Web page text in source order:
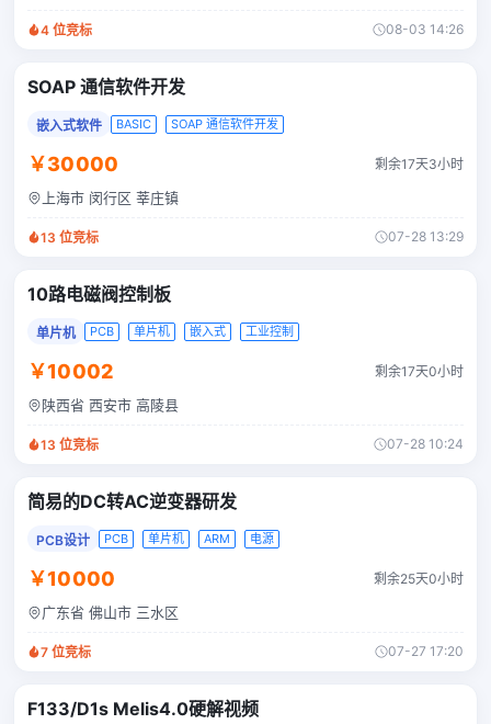
4 位竞标 08-03 14:26
SOAP 通信软件开发
嵌入式软件 BASIC SOAP 通信软件开发
￥30000 剩余17天3小时
上海市 闵行区 莘庄镇
13 位竞标 07-28 13:29
10路电磁阀控制板
单片机 PCB 单片机 嵌入式 工业控制
￥10002 剩余17天0小时
陕西省 西安市 高陵县
13 位竞标 07-28 10:24
简易的DC转AC逆变器研发
PCB设计 PCB 单片机 ARM 电源
￥10000 剩余25天0小时
广东省 佛山市 三水区
7 位竞标 07-27 17:20
F133/D1s Melis4.0硬解视频